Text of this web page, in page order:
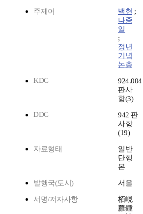
주제어 백현 ;
나종
일
;
정년
기념
논총
KDC
924.004
판사
항(3)
DDC
942 판
사항
(19)
자료형태
일반
단행
본
발행국(도시) 서울
서명/저자사항
栢峴
羅鍾